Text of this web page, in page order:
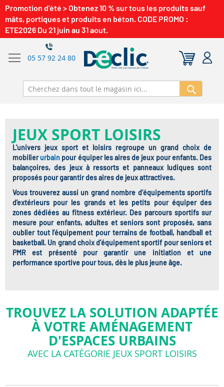
Promotion d'été > Obtenez 10 % sur tous les produits sauf
mâts, portiques et produits en béton. CODE PROMO :
ETE2026 Du 21 juin au 31 aout.
05 57 92 24 80
JEUX SPORT LOISIRS
L’univers jeux sport et loisirs regroupe un grand choix de
mobilierurbain pour équiper les aires de jeux pour enfants. Des
balançoires, des jeux à ressorts et panneaux ludiques sont
proposés pour garantir des aires de jeux attractives.
Vous trouverez aussi un grand nombre d’équipements sportifs
d’extérieurs pour les grands et les petits pour équiper des
zones dédiées au fitness extérieur. Des parcours sportifs sur
mesure pour enfants, adultes et seniors sont proposés, sans
oublier tout l’équipement pour terrains de football, handball et
basketball. Un grand choix d’équipement sportif pour seniors et
PMR est présenté pour garantir une initiation et une
performance sportive pour tous, dès le plus jeune âge.
TROUVEZ LA SOLUTION ADAPTÉE
À VOTRE AMÉNAGEMENT
D'ESPACES URBAINS
AVEC LA CATÉGORIE JEUX SPORT LOISIRS